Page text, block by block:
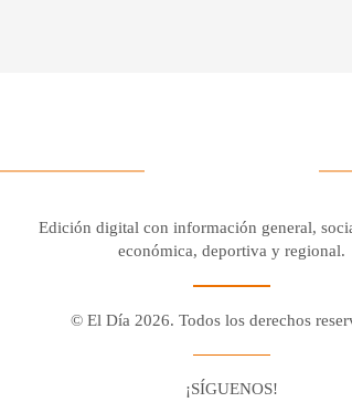
Edición digital con información general,
económica, deportiva y regional.
© El Día 2026. Todos los derechos
¡SÍGUENOS!